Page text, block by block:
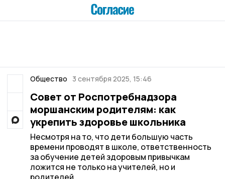
Общество 3 сентября 2025, 15:46
Совет от Роспотребнадзора
моршанским родителям: как
укрепить здоровье школьника
Несмотря на то, что дети большую часть
времени проводят в школе, ответственность
за обучение детей здоровым привычкам
ложится не только на учителей, но и